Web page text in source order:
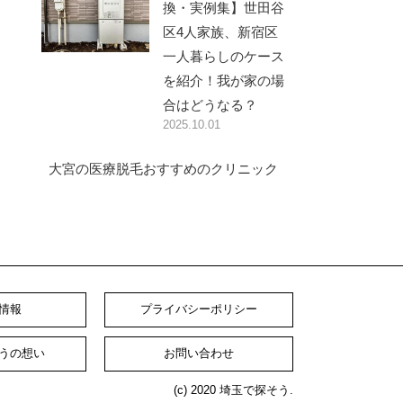
換・実例集】世田谷
区4人家族、新宿区
一人暮らしのケース
を紹介！我が家の場
合はどうなる？
2025.10.01
大宮の医療脱毛おすすめのクリニック
報 プライバシーポリシー
の想い お問い合わせ
(c) 2020 埼玉で探そう.